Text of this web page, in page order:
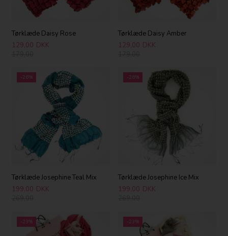
Tørklæde Daisy Rose
129,00 DKK
Tørklæde Daisy Amber
129,00 DKK
-26%
Tørklæde Josephine Teal Mix
199,00 DKK
-26%
Tørklæde Josephine Ice Mix
199,00 DKK
-23% -23%